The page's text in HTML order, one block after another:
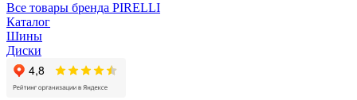
Все товары бренда PIRELLI
Каталог
Шины
Диски